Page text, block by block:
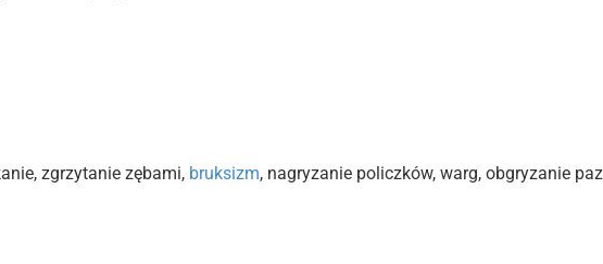
zgrzytanie zębami, bruksizm, nagryzanie policzków, warg, obgryzanie